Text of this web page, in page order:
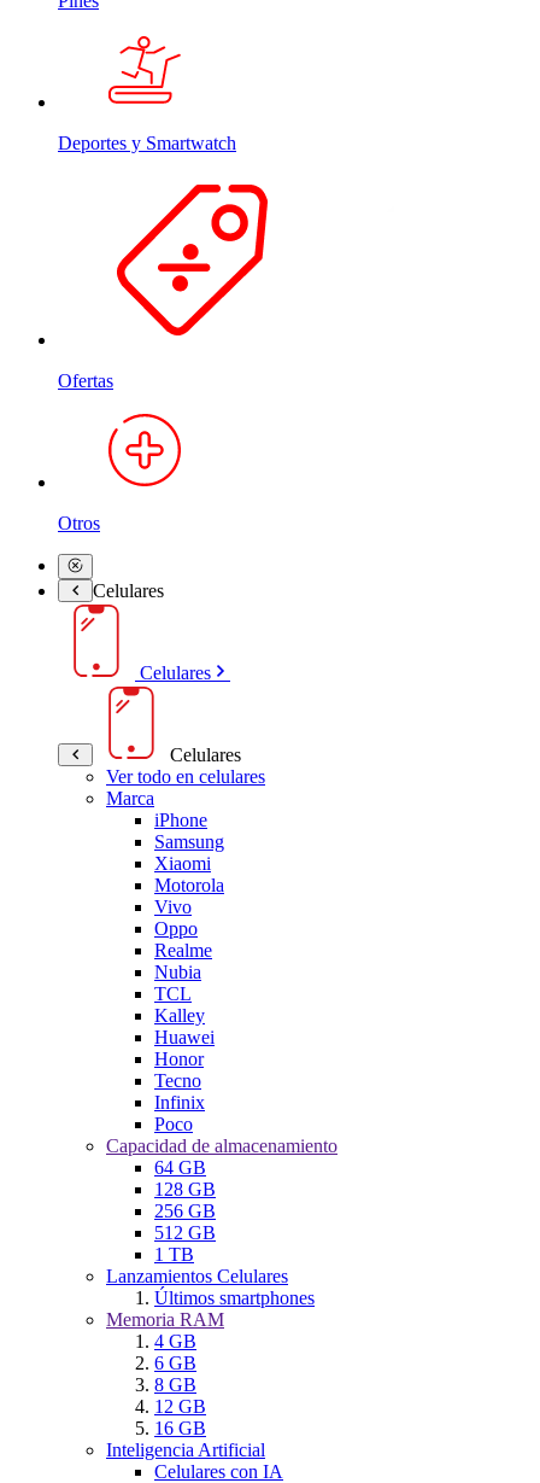
Deportes y Smartwatch
Ofertas
Otros
Celulares
Celulares
Celulares
Ver todo en celulares
Marca
iPhone
Samsung
Xiaomi
Motorola
Vivo
Oppo
Realme
Nubia
TCL
Kalley
Huawei
Honor
Tecno
Infinix
Poco
Capacidad de almacenamiento
64 GB
128 GB
256 GB
512 GB
1 TB
Lanzamientos Celulares
Últimos smartphones
Memoria RAM
4 GB
6 GB
8 GB
12 GB
16 GB
Inteligencia Artificial
Celulares con IA